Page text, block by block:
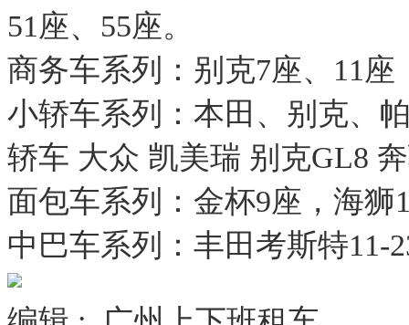
51座、55座。
商务车系列：别克7座、11座
小轿车系列：本田、别克、
轿车 大众 凯美瑞 别克GL8
面包车系列：金杯9座，海狮
中巴车系列：丰田考斯特11-